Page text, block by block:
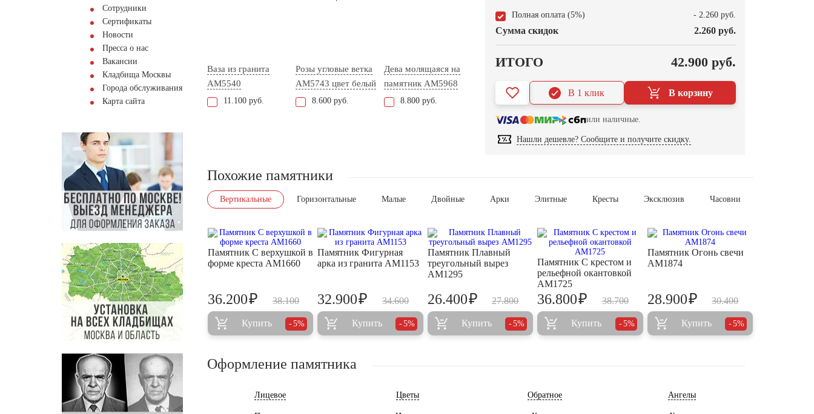
Сотрудники
Сертификаты
Новости
Пресса о нас
Вакансии
Кладбища Москвы
Города обслуживания
Карта сайта
Ваза из гранита
AM5540
11.100 руб.
Розы угловые ветка
AM5743 цвет белый
8.600 руб.
Дева молящаяся на
памятник AM5968
8.800 руб.
Полная оплата (5%) - 2.260 руб.
Сумма скидок 2.260 руб.
ИТОГО 42.900 руб.
В корзину
В 1 клик
или наличные.
Нашли дешевле? Сообщите и получите скидку.
Похожие памятники
Вертикальные Горизонтальные Малые Двойные Арки Элитные Кресты Эксклюзив Часовни
Памятник С верхушкой в
форме креста AM1660
38.100
36.200₽
Купить 5%
Памятник Фигурная
арка из гранита AM1153
34.600
32.900₽
Купить 5%
Памятник Плавный
треугольный вырез
AM1295
27.800
26.400₽
Купить 5%
Памятник С крестом и
рельефной окантовкой
AM1725
38.700
36.800₽
Купить 5%
Памятник Огонь свечи
AM1874
30.400
28.900₽
Купить 5%
Оформление памятника
Лицевое Цветы Обратное Ангелы